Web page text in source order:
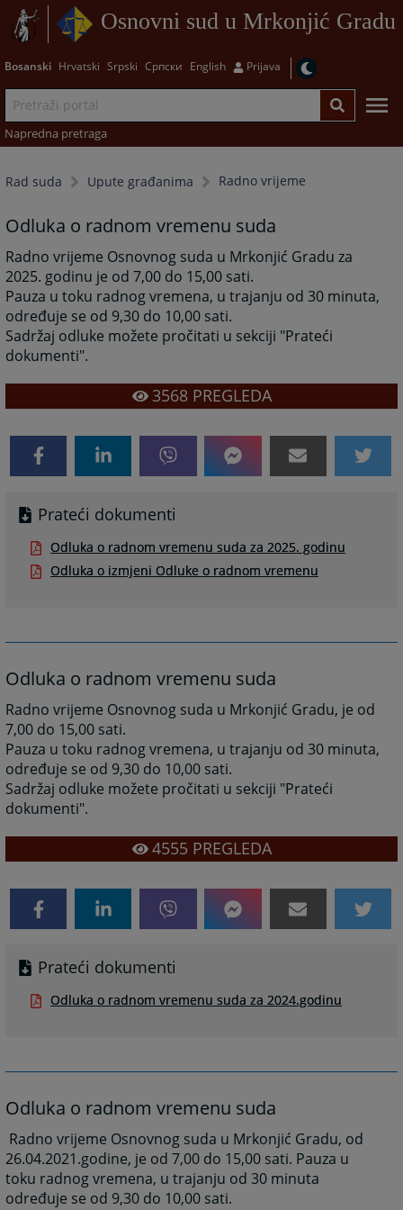
Osnovni sud u Mrkonjić Gradu
Bosanski Hrvatski Srpski Српски English Prijava
Napredna pretraga
Rad suda Upute građanima Radno vrijeme
Odluka o radnom vremenu suda
Radno vrijeme Osnovnog suda u Mrkonjić Gradu za
2025. godinu je od 7,00 do 15,00 sati.
Pauza u toku radnog vremena, u trajanju od 30 minuta,
određuje se od 9,30 do 10,00 sati.
Sadržaj odluke možete pročitati u sekciji "Prateći
dokumenti".
3568PREGLEDA
Prateći dokumenti
Odluka o radnom vremenu suda za 2025. godinu
Odluka o izmjeni Odluke o radnom vremenu
Odluka o radnom vremenu suda
Radno vrijeme Osnovnog suda u Mrkonjić Gradu, je od
7,00 do 15,00 sati.
Pauza u toku radnog vremena, u trajanju od 30 minuta,
određuje se od 9,30 do 10,00 sati.
Sadržaj odluke možete pročitati u sekciji "Prateći
dokumenti".
4555PREGLEDA
Prateći dokumenti
Odluka o radnom vremenu suda za 2024.godinu
Odluka o radnom vremenu suda
Radno vrijeme Osnovnog suda u Mrkonjić Gradu, od
26.04.2021.godine, je od 7,00 do 15,00 sati. Pauza u
toku radnog vremena, u trajanju od 30 minuta
određuje se od 9,30 do 10,00 sati.